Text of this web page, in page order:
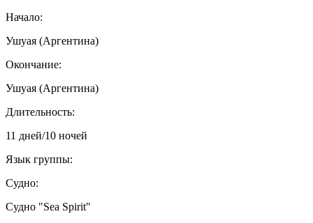
Начало:
Ушуая (Аргентина)
Окончание:
Ушуая (Аргентина)
Длительность:
11 дней/10 ночей
Язык группы:
Судно:
Cудно "Sea Spirit"